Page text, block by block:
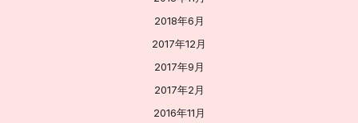
2018年6月
2017年12月
2017年9月
2017年2月
2016年11月